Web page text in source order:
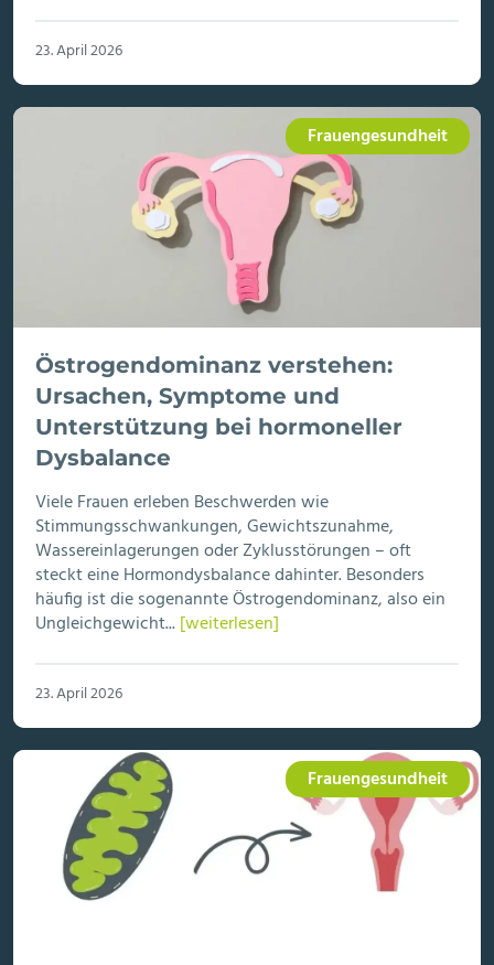
23. April 2026
Frauengesundheit
Östrogendominanz verstehen:
Ursachen, Symptome und
Unterstützung bei hormoneller
Dysbalance
Viele Frauen erleben Beschwerden wie
Stimmungsschwankungen, Gewichtszunahme,
Wassereinlagerungen oder Zyklusstörungen – oft
steckt eine Hormondysbalance dahinter. Besonders
häufig ist die sogenannte Östrogendominanz, also ein
Ungleichgewicht...[weiterlesen]
23. April 2026
Frauengesundheit